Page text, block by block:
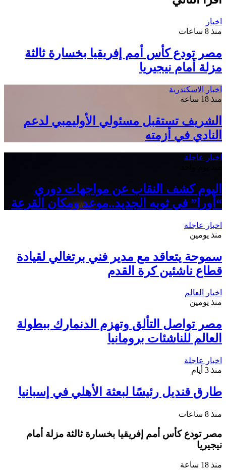
اخبار
منذ 8 ساعات
مصر تودع كأس أمم إفريقيا بخسارة ثالثة
مزلة أمام نيجيريا
اخبار الاسكندرية
منذ 18 ساعة
الشريف تستقبل مسئولي الأوليمبي لدعم
النادي في أزمته
اخبار عاجلة
اليوم كشف النقاب عن مواجهات دوري
“أورا” في ثوبه الجديد..موعد ومكان القرعة
اخبار عاجلة
منذ يومين
سموحة يتعاقد مع مدير فني برتغالي لقيادة
قطاع ناشئين كرة القدم
اخبار العالم
منذ يومين
مصر تواصل التألق وتهزم الدنمارك ببطولة
العالم للناشئات برومانيا
اخبار عاجلة
منذ 3 أيام
طارق قنديل رئيسًا لبعثة الأهلي في إسبانيا
منذ 8 ساعات
مصر تودع كأس أمم إفريقيا بخسارة ثالثة مزلة أمام
نيجيريا
منذ 18 ساعة